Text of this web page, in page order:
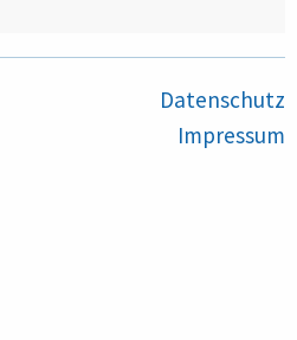
Datenschutz
Impressum